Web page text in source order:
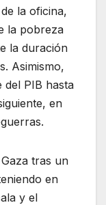
la oficina,
la pobreza
la duración
Asimismo,
del PIB hasta
en
tras un
en
y el